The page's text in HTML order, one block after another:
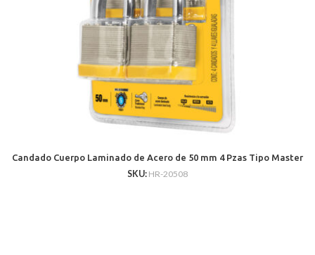
Candado Cuerpo Laminado de Acero de 50 mm 4 Pzas Tipo Master
SKU: HR-20508